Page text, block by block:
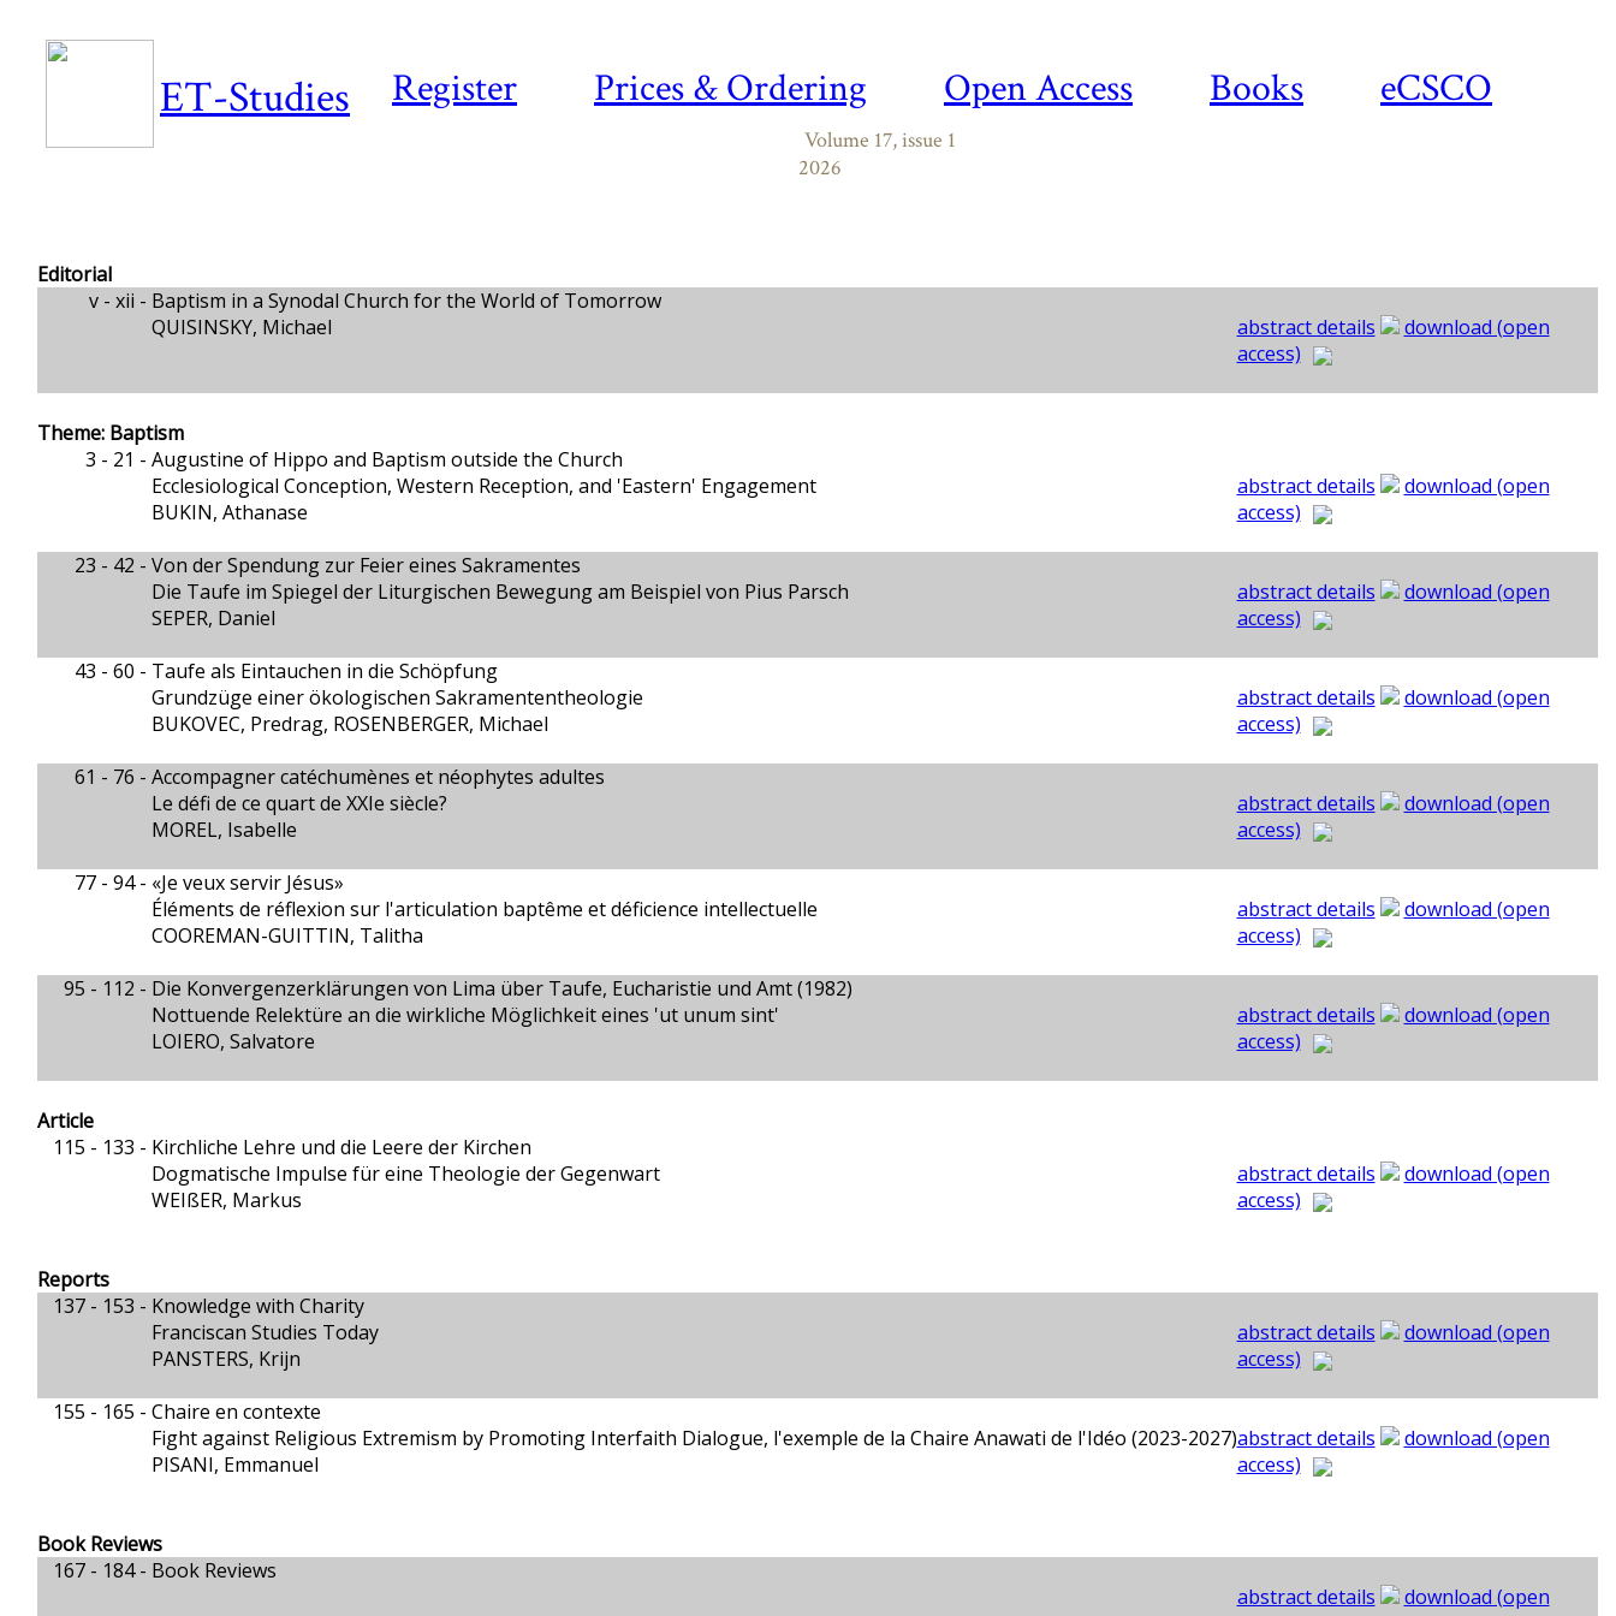
Register Prices & Ordering Open Access Books eCSCO
ET-Studies
Volume 17, issue 1
2026
Editorial
v - xii - Baptism in a Synodal Church for the World of Tomorrow
QUISINSKY, Michael
abstract details
download (open
access)
Theme: Baptism
3 - 21 - Augustine of Hippo and Baptism outside the Church
Ecclesiological Conception, Western Reception, and 'Eastern' Engagement
BUKIN, Athanase
abstract details
download (open
access)
23 - 42 - Von der Spendung zur Feier eines Sakramentes
Die Taufe im Spiegel der Liturgischen Bewegung am Beispiel von Pius Parsch
SEPER, Daniel
abstract details
download (open
access)
43 - 60 - Taufe als Eintauchen in die Schöpfung
Grundzüge einer ökologischen Sakramententheologie
BUKOVEC, Predrag, ROSENBERGER, Michael
abstract details
download (open
access)
61 - 76 - Accompagner catéchumènes et néophytes adultes
Le défi de ce quart de XXIe siècle?
MOREL, Isabelle
abstract details
download (open
access)
77 - 94 - «Je veux servir Jésus»
Éléments de réflexion sur l'articulation baptême et déficience intellectuelle
COOREMAN-GUITTIN, Talitha
abstract details
download (open
access)
95 - 112 - Die Konvergenzerklärungen von Lima über Taufe, Eucharistie und Amt (1982)
Nottuende Relektüre an die wirkliche Möglichkeit eines 'ut unum sint'
LOIERO, Salvatore
abstract details
download (open
access)
Article
115 - 133 - Kirchliche Lehre und die Leere der Kirchen
Dogmatische Impulse für eine Theologie der Gegenwart
WEIßER, Markus
abstract details
download (open
access)
Reports
137 - 153 - Knowledge with Charity
Franciscan Studies Today
PANSTERS, Krijn
abstract details
download (open
access)
155 - 165 - Chaire en contexte
Fight against Religious Extremism by Promoting Interfaith Dialogue, l'exemple de la Chaire Anawati de l'Idéo (2023-2027)
PISANI, Emmanuel
abstract details
download (open
access)
Book Reviews
167 - 184 - Book Reviews
abstract details
download (open